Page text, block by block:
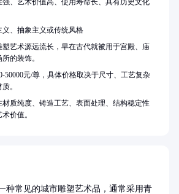
种常见的城市雕塑艺术品，通常采用青
强、艺术价值高、使用寿命长、具有历史文化
义、抽象主义或传统风格
塑艺术源远流长，早在古代就被用于宫殿、庙
的装饰。
50000元/尊，具体价格取决于尺寸、工艺复杂
。
材质纯度、铸造工艺、表面处理、结构稳定性
价值。